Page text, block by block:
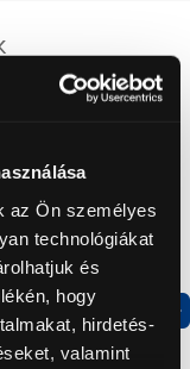
az Ön személyes
technológiákat
és
hogy
hirdetés-
valamint